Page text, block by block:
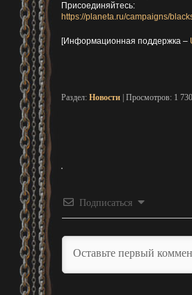
Присоединяйтесь:
https://planeta.ru/campaigns/
[Информационная поддержка –
Раздел: Новости | Просмотров: 1 730
Подписаться